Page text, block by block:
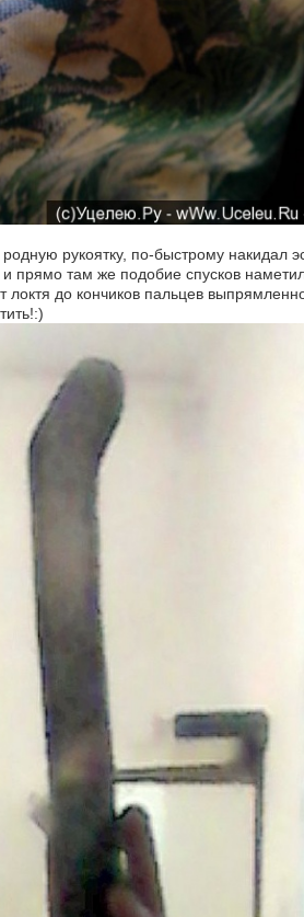
рукоятку, по-быстрому накидал
и прямо там же подобие спусков
локтя до кончиков пальцев